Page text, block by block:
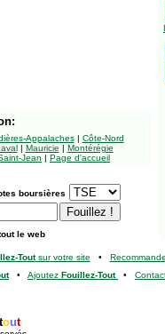
Appalaches| Côte-Nord
| Mauricie | Montérégie
Jean | Page d'accueil
boursières
le web
Toutsur votre site •
• Ajoutez Fouillez-Tout •
tout